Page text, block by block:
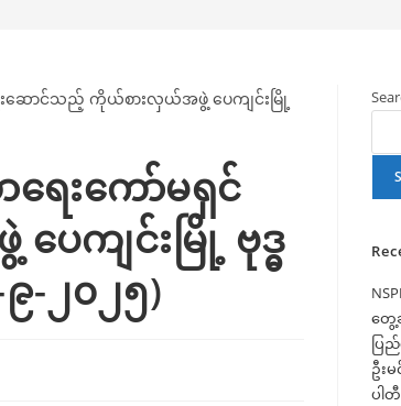
ရေးကော်မရှင်
ေကျင်းမြို့ ဗုဒ္ဓ
-၂၀၂၅)
တွေ့
ပြ
ဦး
ပါ